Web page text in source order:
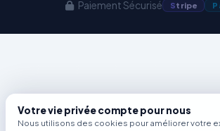
Paiement Sécurisé Stripe
Votre vie privée compte pour nous
Nous utilisons des cookies pour améliorer votre